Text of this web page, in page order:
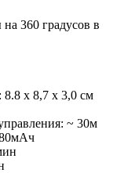
360 градусов в
х 8,7 х 3,0 см
~ 30м